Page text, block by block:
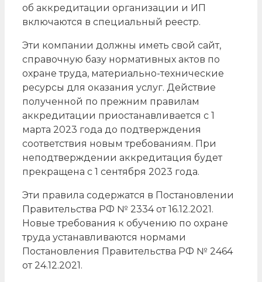
об аккредитации организации и ИП
включаются в специальный реестр.
Эти компании должны иметь свой сайт,
справочную базу нормативных актов по
охране труда, материально-технические
ресурсы для оказания услуг. Действие
полученной по прежним правилам
аккредитации приостанавливается с 1
марта 2023 года до подтверждения
соответствия новым требованиям. При
неподтверждении аккредитация будет
прекращена с 1 сентября 2023 года.
Эти правила содержатся в Постановлении
Правительства РФ № 2334 от 16.12.2021.
Новые требования к обучению по охране
труда устанавливаются нормами
Постановления Правительства РФ № 2464
от 24.12.2021.